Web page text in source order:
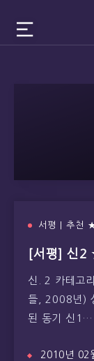
서평 | 추
[서평]
신. 2 카테고
들, 2008년)
된 동기 신1…
2010년 02